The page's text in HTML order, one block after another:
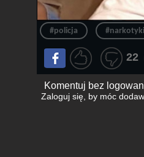
#policja #narkotyki
22
Komentuj bez
Zaloguj się, by móc